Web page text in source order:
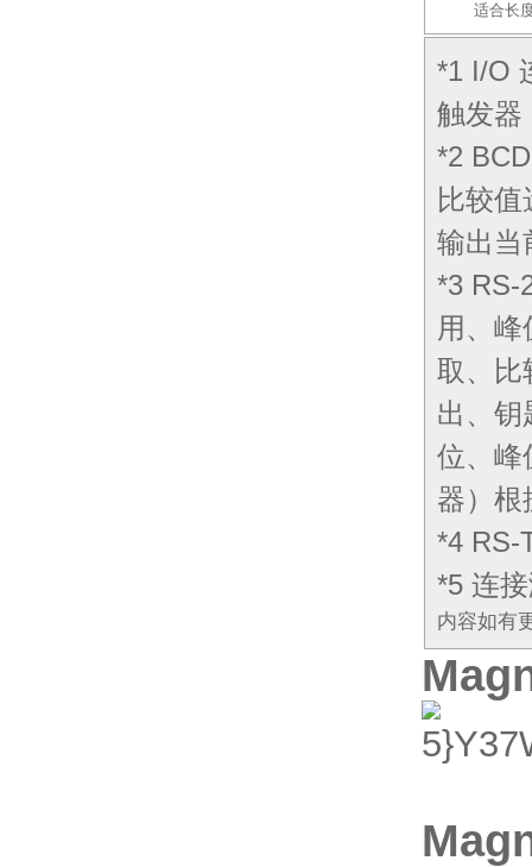
*1 I/O
触发器
*2
比较
输出当
*3 RS-
用、
取、比
出、钥
位、峰
器）根
*4 RS-
*5 连
内容如有
适合长